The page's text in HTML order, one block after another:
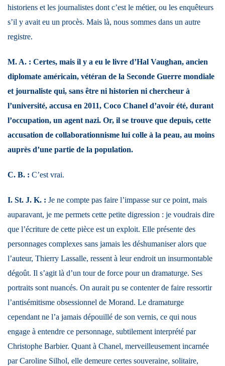
historiens et les journalistes dont c’est le métier, ou les enquêteurs
s’il y avait eu un procès. Mais là, nous sommes dans un autre
registre.
M. A. : Certes, mais il y a eu le livre d’Hal Vaughan, ancien
diplomate américain, vétéran de la Seconde Guerre mondiale
et journaliste qui, sans être ni historien ni chercheur à
l’université, accusa en 2011, Coco Chanel d’avoir été, durant
l’occupation, un agent nazi. Or, il se trouve que depuis, cette
accusation de collaborationnisme lui colle à la peau, au moins
auprès d’une partie de la population.
C. B. : C’est vrai.
I. St. J. K. : Je ne compte pas faire l’impasse sur ce point, mais
auparavant, je me permets cette petite digression : je voudrais dire
que l’écriture de cette pièce est un exploit. Elle présente des
personnages complexes sans jamais les déshumaniser alors que
l’auteur, Thierry Lassalle, ressent à leur endroit un insurmontable
dégoût. Il s’agit là d’un tour de force pour un dramaturge. Ses
portraits sont nuancés. On aurait pu se contenter de faire ressortir
l’antisémitisme obsessionnel de Morand. Le dramaturge
cependant ne l’a jamais dépouillé de son vernis, ce qui nous
engage à entendre ce personnage, subtilement interprété par
Christophe Barbier. Quant à Chanel, merveilleusement incarnée
par Caroline Silhol, elle demeure certes souveraine, solitaire,